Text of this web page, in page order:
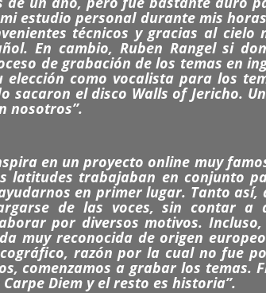
estudio personal durante mis
técnicos y gracias al
En cambio, Ruben Rangel si
de grabación de los temas en
como vocalista para los
sacaron el disco Walls of Jericho.
nosotros”.
en un proyecto online muy
latitudes trabajaban en conjunto
en primer lugar. Tanto
de las voces, sin contar a
por diversos motivos.
muy reconocida de origen
razón por la cual no fue
comenzamos a grabar los temas.
Diem y el resto es historia”.